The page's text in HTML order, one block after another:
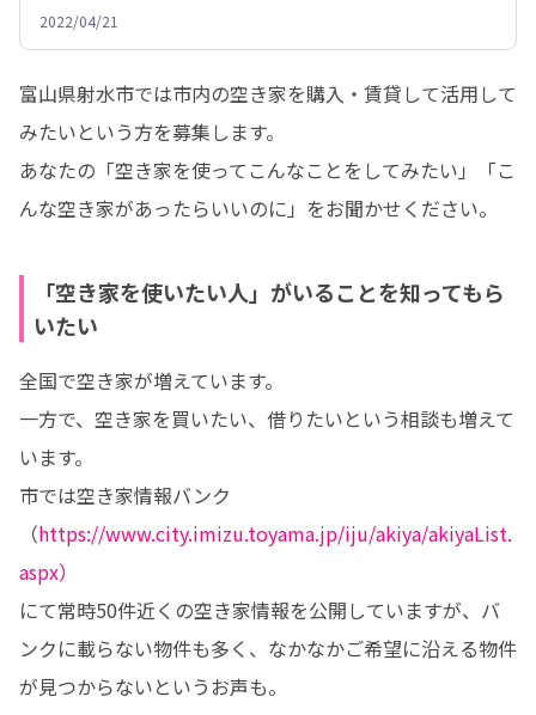
2022/04/21
富山県射水市では市内の空き家を購入・賃貸して活用して
みたいという方を募集します。
あなたの「空き家を使ってこんなことをしてみたい」「こ
んな空き家があったらいいのに」をお聞かせください。
「空き家を使いたい人」がいることを知ってもら
いたい
全国で空き家が増えています。
一方で、空き家を買いたい、借りたいという相談も増えて
います。
市では空き家情報バンク
（https://www.city.imizu.toyama.jp/iju/akiya/akiyaList.
aspx）
にて常時50件近くの空き家情報を公開していますが、バ
ンクに載らない物件も多く、なかなかご希望に沿える物件
が見つからないというお声も。